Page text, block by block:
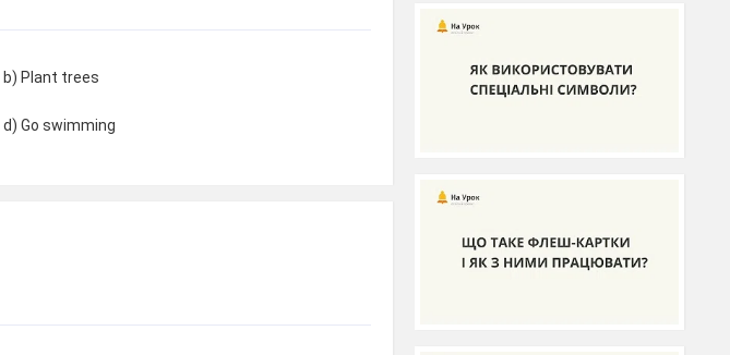
b) Plant trees
d) Go swimming